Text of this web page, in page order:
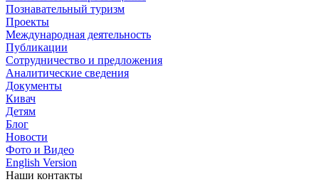
Познавательный туризм
Проекты
Международная деятельность
Публикации
Сотрудничество и предложения
Аналитические сведения
Документы
Кивач
Детям
Блог
Новости
Фото и Видео
English Version
Наши контакты